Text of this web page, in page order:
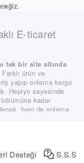
E-ticaret
tek bir site altında
Farklı ürün ve
yapıp onlarca kargo
Hepiyo sayesinde
kadar
hem de onlarca
yapan neredeyse her
güvenliğinden
Desteği S.S.S